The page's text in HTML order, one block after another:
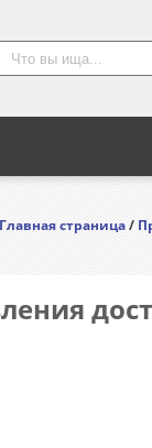
Главная страница/